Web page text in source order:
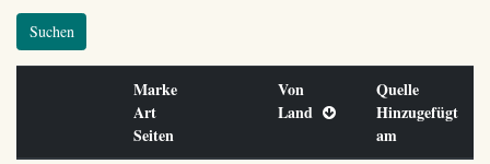
Suchen
Marke
Art
Seiten
Von
Land
Quelle
Hinzugefügt
am